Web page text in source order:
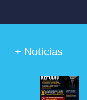
+ Notícias